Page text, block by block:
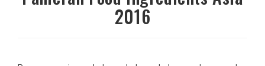
2016